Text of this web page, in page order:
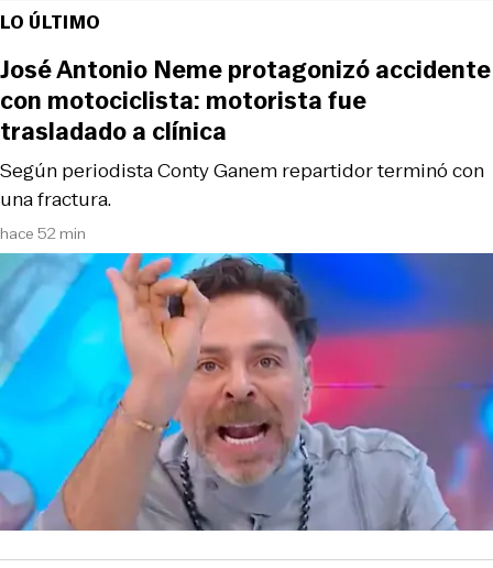
LO ÚLTIMO
hace 52 min
Según periodista Conty Ganem repartidor terminó con
una fractura.
José Antonio Neme protagonizó accidente
con motociclista: motorista fue
trasladado a clínica